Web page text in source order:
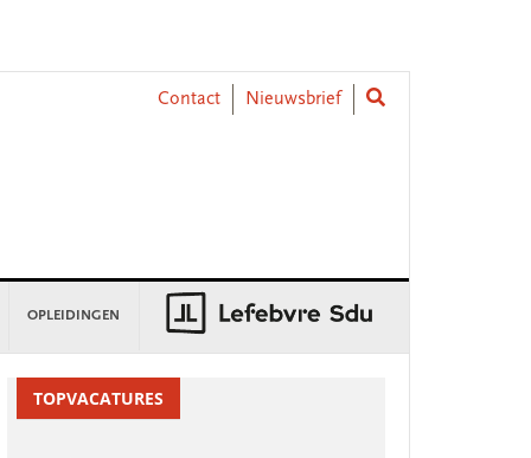
Contact
Nieuwsbrief
OPLEIDINGEN
TOPVACATURES